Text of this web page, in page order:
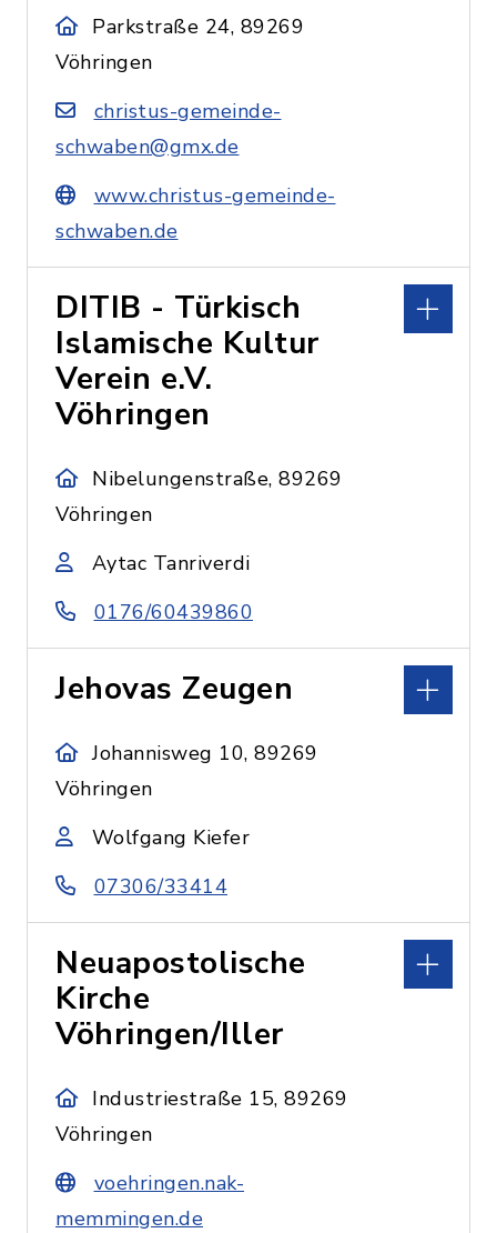
Parkstraße 24, 89269
Vöhringen
christus-gemeinde-
schwaben@gmx.de
www.christus-gemeinde-
schwaben.de
DITIB - Türkisch
Islamische Kultur
Verein e.V.
Vöhringen
Nibelungenstraße, 89269
Vöhringen
Aytac Tanriverdi
0176/60439860
Jehovas Zeugen
Johannisweg 10, 89269
Vöhringen
Wolfgang Kiefer
07306/33414
Neuapostolische
Kirche
Vöhringen/Iller
Industriestraße 15, 89269
Vöhringen
voehringen.nak-
memmingen.de